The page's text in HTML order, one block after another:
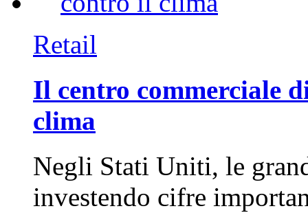
Retail
Il centro commerciale
clima
Negli Stati Uniti, le
investendo cifre